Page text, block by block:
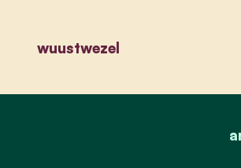
wuustwezel